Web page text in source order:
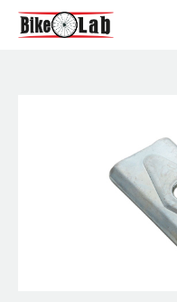
Σχετικά
Προϊόντα
Υπηρεσίες
Gallery